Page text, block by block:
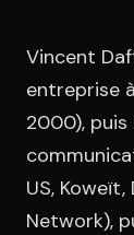
DIMA
CONSEIL
DIAA
AGENCE
Vincent
entreprise
2000), puis
US,
Network),